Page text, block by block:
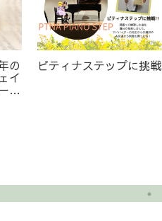
開講日・時間が増えまし